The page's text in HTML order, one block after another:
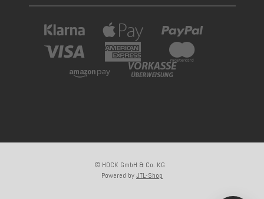
© HOCK GmbH & Co. KG
Powered byJTL-Shop